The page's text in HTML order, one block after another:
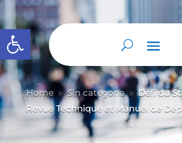
Abrir barra de herramientas
Home 9 Sin categoría 9 Défi du
Revue Technique et Manuel de